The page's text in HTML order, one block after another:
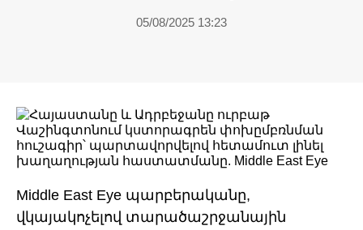
05/08/2025 13:23
Middle East Eye պարբերականը,
վկայակոչելով տարածաշրջանային